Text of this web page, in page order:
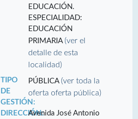
EDUCACIÓN.
ESPECIALIDAD:
EDUCACIÓN
PRIMARIA(ver el
detalle de esta
localidad)
TIPO
DE
GESTIÓN:
PÚBLICA(ver toda la
oferta oferta pública)
DIRECCIÓN:Avenida José Antonio